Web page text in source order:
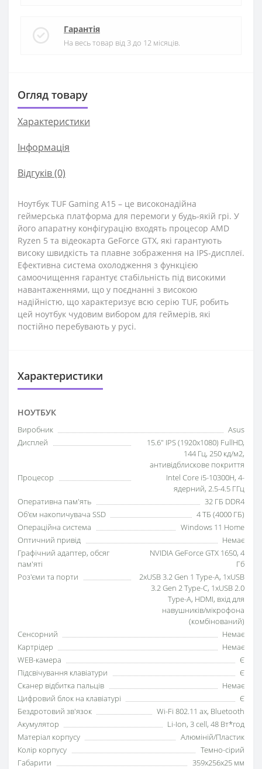
Гарантія
На весь товар від 3 до 12 місяців.
Огляд товару
Характеристики
Iнформація
Відгуків (0)
Ноутбук TUF Gaming A15 – це високонадійна
геймерська платформа для перемоги у будь-якій грі. У
його апаратну конфігурацію входять процесор AMD
Ryzen 5 та відеокарта GeForce GTX, які гарантують
високу швидкість та плавне зображення на IPS-дисплеї.
Ефективна система охолодження з функцією
самоочищення гарантує стабільність під високими
навантаженнями, що у поєднанні з високою
надійністю, що характеризує всю серію TUF, робить
цей ноутбук чудовим вибором для геймерів, які
постійно перебувають у русі.
Характеристики
НОУТБУК
Виробник
Asus
Дисплей
15.6" IPS (1920x1080) FullHD,
144 Гц, 250 кд/м2,
антивідблискове покриття
Процесор
Intel Core i5-10300H, 4-
ядерний, 2.5-4.5 ГГц
Оперативна пам'ять
32 ГБ DDR4
Об'єм накопичувача SSD
4 ТБ (4000 ГБ)
Операційна система
Windows 11 Home
Оптичний привід
Немає
Графічний адаптер, обсяг
пам'яті
NVIDIA GeForce GTX 1650, 4
Гб
Роз'єми та порти
2xUSB 3.2 Gen 1 Type-A, 1xUSB
3.2 Gen 2 Type-C, 1xUSB 2.0
Type-A, HDMI, вхід для
навушників/мікрофона
(комбінований)
Сенсорний
Немає
Картрідер
Немає
WEB-камера
Є
Підсвічування клавіатури
Є
Сканер відбитка пальців
Немає
Цифровий блок на клавіатурі
Є
Бездротовий зв'язок
Wi-Fi 802.11 ax, Bluetooth
Акумулятор
Li-Ion, 3 cell, 48 Вт*год
Матеріал корпусу
Алюміній/Пластик
Колір корпусу
Темно-сірий
Габарити
359x256x25 мм